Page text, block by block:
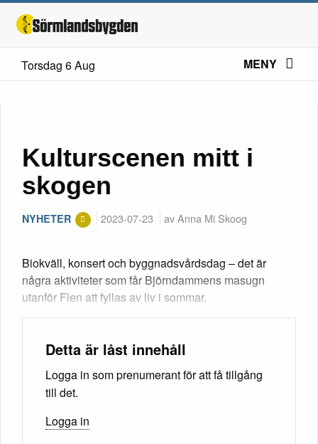
Torsdag 6 Aug MENY
Kulturscenen mitt i
skogen
NYHETER 2023-07-23 av Anna Mi Skoog
Biokväll, konsert och byggnadsvårdsdag – det är
några aktiviteter som får Björndammens masugn
utanför Flen att fyllas av liv i sommar.
Detta är låst innehåll
Logga in som prenumerant för att få tillgång
till det.
Logga in